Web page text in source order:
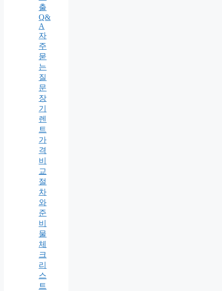
출
Q&
A
자
주
묻
는
질
문
장
기
렌
트
가
격
비
교
절
차
와
준
비
물
체
크
리
스
트